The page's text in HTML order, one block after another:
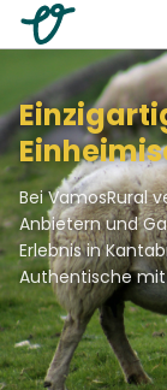
Bei VamosRural
Anbietern und
Erlebnis in
Authentische